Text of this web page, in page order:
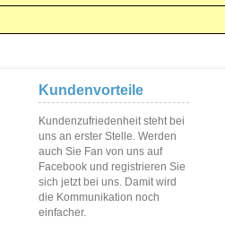
Kundenvorteile
Kundenzufriedenheit steht bei
uns an erster Stelle. Werden
auch Sie Fan von uns auf
Facebook und registrieren Sie
sich jetzt bei uns. Damit wird
die Kommunikation noch
einfacher.